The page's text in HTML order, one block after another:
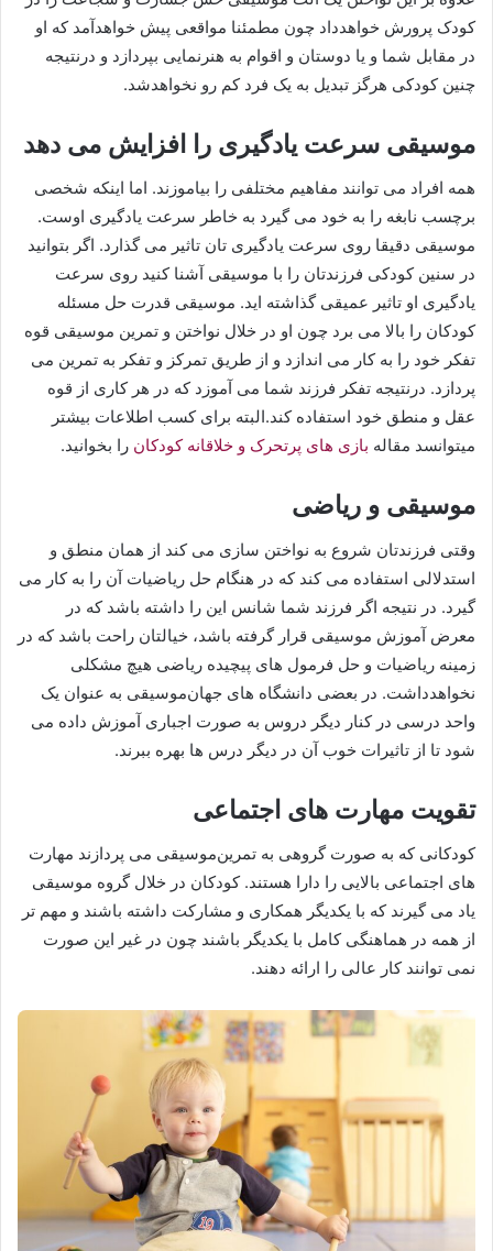
کودک پرورش خواهدداد چون مطمئنا مواقعی پیش خواهدآمد که او
در مقابل شما و یا دوستان و اقوام به هنرنمایی بپردازد و درنتیجه
چنین کودکی هرگز تبدیل به یک فرد کم رو نخواهدشد.
موسیقی سرعت یادگیری را افزایش می دهد
همه افراد می توانند مفاهیم مختلفی را بیاموزند. اما اینکه شخصی
برچسب نابغه را به خود می گیرد به خاطر سرعت یادگیری اوست.
موسیقی دقیقا روی سرعت یادگیری تان تاثیر می گذارد. اگر بتوانید
در سنین کودکی فرزندتان را با موسیقی آشنا کنید روی سرعت
یادگیری او تاثیر عمیقی گذاشته اید. موسیقی قدرت حل مسئله
کودکان را بالا می برد چون او در خلال نواختن و تمرین موسیقی قوه
تفکر خود را به کار می اندازد و از طریق تمرکز و تفکر به تمرین می
پردازد. درنتیجه تفکر فرزند شما می آموزد که در هر کاری از قوه
عقل و منطق خود استفاده کند.البته برای کسب اطلاعات بیشتر
میتوانسد مقاله بازی های پرتحرک و خلاقانه کودکان را بخوانید.
موسیقی و ریاضی
وقتی فرزندتان شروع به نواختن سازی می کند از همان منطق و
استدلالی استفاده می کند که در هنگام حل ریاضیات آن را به کار می
گیرد. در نتیجه اگر فرزند شما شانس این را داشته باشد که در
معرض آموزش موسیقی قرار گرفته باشد، خیالتان راحت باشد که در
زمینه ریاضیات و حل فرمول های پیچیده ریاضی هیچ مشکلی
نخواهدداشت. در بعضی دانشگاه های جهان‎‌موسیقی به عنوان یک
واحد درسی در کنار دیگر دروس به صورت اجباری آموزش داده می
شود تا از تاثیرات خوب آن در دیگر درس ها بهره ببرند.
تقویت مهارت های اجتماعی
کودکانی که به صورت گروهی به تمرین‌موسیقی می پردازند مهارت
های اجتماعی بالایی را دارا هستند. کودکان در خلال گروه موسیقی
یاد می گیرند که با یکدیگر همکاری و مشارکت داشته باشند و مهم تر
از همه در هماهنگی کامل با یکدیگر باشند چون در غیر این صورت
نمی توانند کار عالی را ارائه دهند.